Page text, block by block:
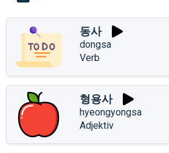
동사
dongsa
Verb
형용사
hyeongyongsa
Adjektiv